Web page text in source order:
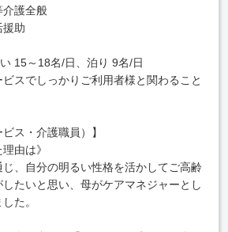
介護全般
援助
15～18名/日、泊り 9名/日
スでしっかりご利用者様と関わること
ス・介護職員）】
由は》
、自分の明るい性格を活かしてご高齢
たいと思い、母がケアマネジャーとし
た。